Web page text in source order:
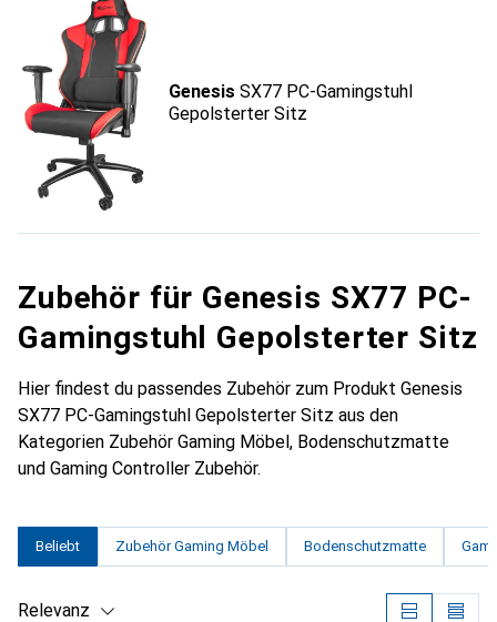
Genesis SX77 PC-Gamingstuhl
Gepolsterter Sitz
Zubehör für Genesis SX77 PC-
Gamingstuhl Gepolsterter Sitz
Hier findest du passendes Zubehör zum Produkt Genesis
SX77 PC-Gamingstuhl Gepolsterter Sitz aus den
Kategorien Zubehör Gaming Möbel, Bodenschutzmatte
und Gaming Controller Zubehör.
Beliebt Zubehör Gaming Möbel Bodenschutzmatte
Relevanz